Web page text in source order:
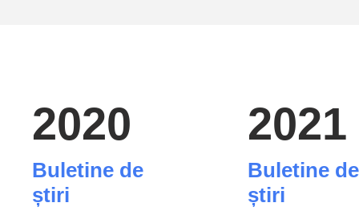
2020
Buletine de
știri
2021
Buletine de
știri